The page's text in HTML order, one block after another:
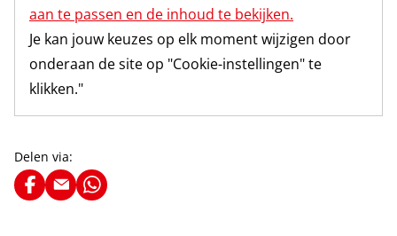
aan te passen en de inhoud te bekijken.
Je kan jouw keuzes op elk moment wijzigen door
onderaan de site op "Cookie-instellingen" te
klikken."
Delen via: